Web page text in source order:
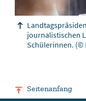
journalistischen
Schülerinnen. (©
Seitenanfang